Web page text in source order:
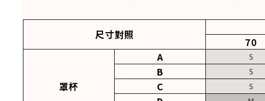
尺寸對照
70
罩杯
A S
B S
C S